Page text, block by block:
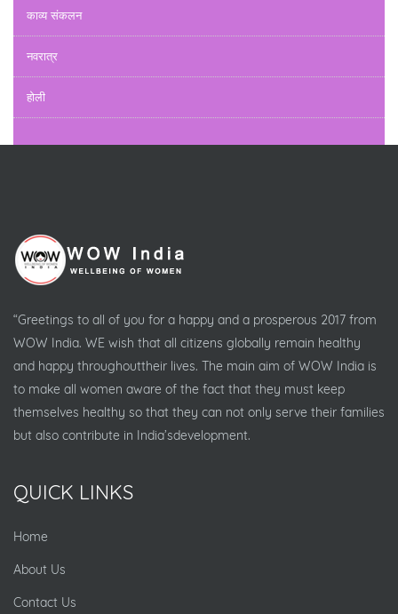
काव्य संकलन
नवरात्र
होली
“Greetings to all of you for a happy and a prosperous 2017 from
WOW India. WE wish that all citizens globally remain healthy
and happy throughouttheir lives. The main aim of WOW India is
to make all women aware of the fact that they must keep
themselves healthy so that they can not only serve their families
but also contribute in India’sdevelopment.
QUICK LINKS
Home
About Us
Contact Us